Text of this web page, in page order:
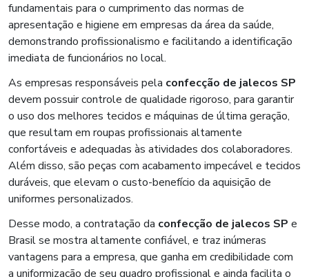
fundamentais para o cumprimento das normas de
apresentação e higiene em empresas da área da saúde,
demonstrando profissionalismo e facilitando a identificação
imediata de funcionários no local.
As empresas responsáveis pela confecção de jalecos SP
devem possuir controle de qualidade rigoroso, para garantir
o uso dos melhores tecidos e máquinas de última geração,
que resultam em roupas profissionais altamente
confortáveis e adequadas às atividades dos colaboradores.
Além disso, são peças com acabamento impecável e tecidos
duráveis, que elevam o custo-benefício da aquisição de
uniformes personalizados.
Desse modo, a contratação da confecção de jalecos SP e
Brasil se mostra altamente confiável, e traz inúmeras
vantagens para a empresa, que ganha em credibilidade com
a uniformização de seu quadro profissional e ainda facilita o